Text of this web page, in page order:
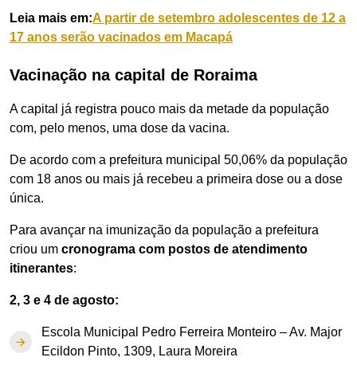
Leia mais em:A partir de setembro adolescentes de 12 a
17 anos serão vacinados em Macapá
Vacinação na capital de Roraima
A capital já registra pouco mais da metade da população
com, pelo menos, uma dose da vacina.
De acordo com a prefeitura municipal 50,06% da população
com 18 anos ou mais já recebeu a primeira dose ou a dose
única.
Para avançar na imunização da população a prefeitura
criou um cronograma com postos de atendimento
itinerantes:
2, 3 e 4 de agosto:
Escola Municipal Pedro Ferreira Monteiro – Av. Major
Ecildon Pinto, 1309, Laura Moreira